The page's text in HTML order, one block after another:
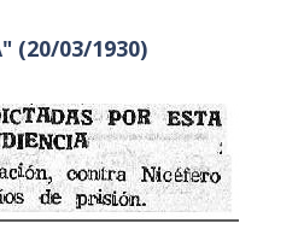
(20/03/1930)